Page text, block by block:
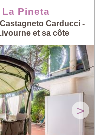
Pineta
Carducci -
et sa côte
>